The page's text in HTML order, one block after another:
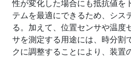
性が変化した場合にも抵抗値を
テムを最適にできるため、シス
る。加えて、位置センサや温度
サを測定する用途には、時分割
クに調整することにより、装置